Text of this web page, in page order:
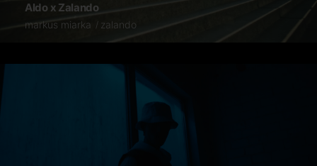
Aldo x Zalando
markus miarka zalando